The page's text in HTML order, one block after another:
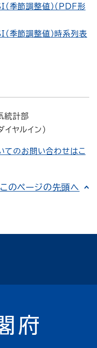
（季節調整値）（PDF形
（季節調整値）時系列表
統計部
ヤルイン）
てのお問い合わせはこ
このページの先頭へ